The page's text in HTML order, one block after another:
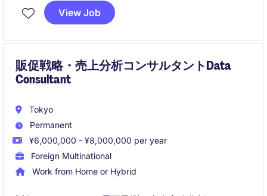
に、価格戦略分析やアドホック分析を通じてデータド
リブンな意思決定を推進していただきます。
View Job
販促戦略・売上分析コンサルタントData
Consultant
Tokyo
Permanent
¥6,000,000 - ¥8,000,000 per year
Foreign Multinational
Work from Home or Hybrid